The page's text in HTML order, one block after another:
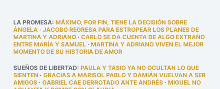
LA PROMESA: MÁXIMO, POR FIN, TIENE LA DECISIÓN SOBRE
ÁNGELA· JACOBO REGRESA PARA ESTROPEAR LOS PLANES DE
MARTINA Y ADRIANO· CARLO SE DA CUENTA DE ALGO EXTRAÑO
ENTRE MARÍA Y SAMUEL· MARTINA Y ADRIANO VIVEN EL MEJOR
MOMENTO DE SU HISTORIA DE AMOR
SUEÑOS DE LIBERTAD: PAULA Y TASIO YA NO OCULTAN LO QUE
SIENTEN · GRACIAS A MARISOL PABLO Y DAMIÁN VUELVAN A SER
AMIGOS· GABRIEL CAE DERROTADO ANTE ANDRÉS· MIGUEL NO